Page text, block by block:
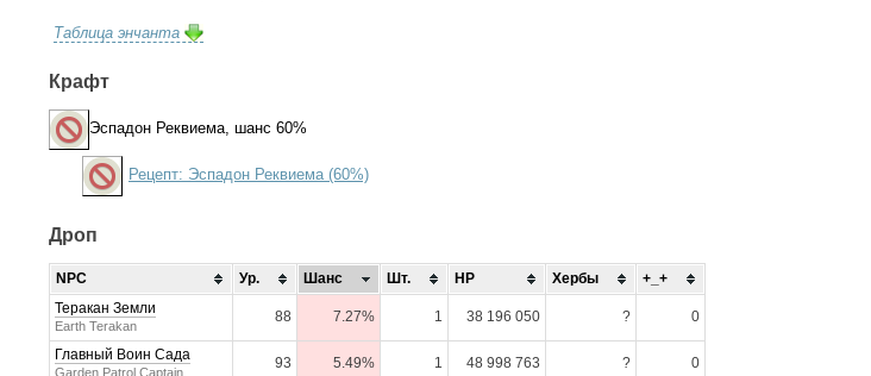
Таблица энчанта
Крафт
Эспадон Реквиема, шанс 60%
Рецепт: Эспадон Реквиема (60%)
Дроп
NPC Ур. Шанс Шт. HP Хербы
+_+
Теракан Земли
Earth Terakan
88 7.27% 1 38 196 050 ? 0
Главный Воин Сада
Garden Patrol Captain
93 5.49% 1 48 998 763 ? 0